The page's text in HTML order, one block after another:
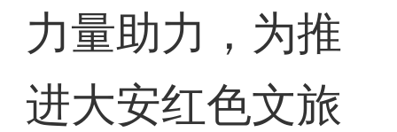
力量助力，为推
进大安红色文旅